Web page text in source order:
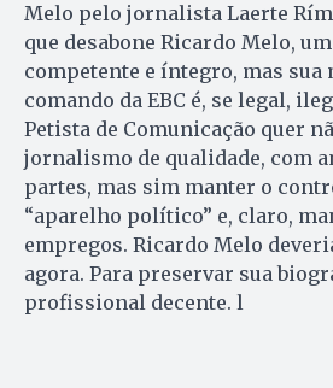
Melo pelo jornalista Laerte
que desabone Ricardo Melo,
competente e íntegro, mas sua
comando da EBC é, se legal,
Petista de Comunicação quer
jornalismo de qualidade, com
partes, mas sim manter o
“aparelho político” e, claro,
empregos. Ricardo Melo
agora. Para preservar sua
profissional decente. l